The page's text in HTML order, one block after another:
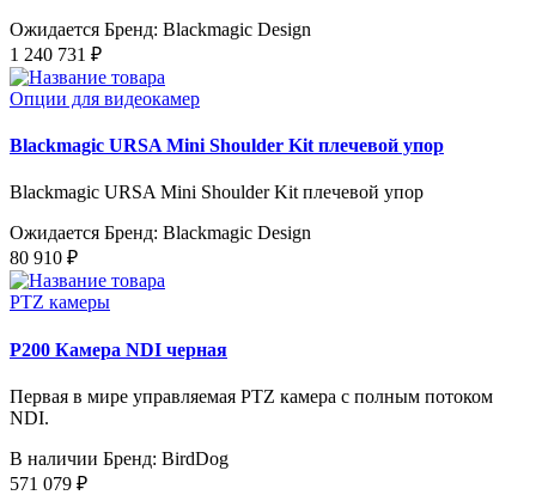
Ожидается Бренд: Blackmagic Design
1 240 731 ₽
Опции для видеокамер
Blackmagic URSA Mini Shoulder Kit плечевой упор
Blackmagic URSA Mini Shoulder Kit плечевой упор
Ожидается Бренд: Blackmagic Design
80 910 ₽
PTZ камеры
P200 Камера NDI черная
Первая в мире управляемая PTZ камера с полным потоком
NDI.
В наличии Бренд: BirdDog
571 079 ₽